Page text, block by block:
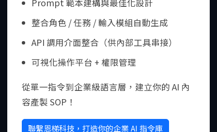
Prompt 範本建構與最佳化設計
整合角色 / 任務 / 輸入模組自動生成
API 調用介面整合（供內部工具串接）
可視化操作平台 + 權限管理
從單一指令到企業級語言層，建立你的 AI 內
容產製 SOP！
聯繫恩梯科技，打造你的企業 AI 指令庫